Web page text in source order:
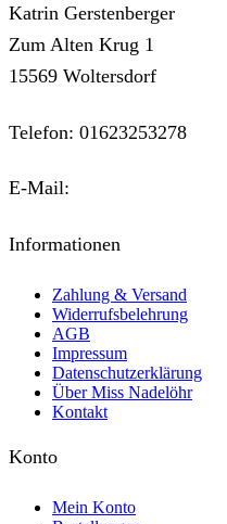
Katrin Gerstenberger
Zum Alten Krug 1
15569 Woltersdorf
Telefon: 01623253278
E-Mail:
Informationen
Zahlung & Versand
Widerrufsbelehrung
AGB
Impressum
Datenschutzerklärung
Über Miss Nadelöhr
Kontakt
Konto
Mein Konto